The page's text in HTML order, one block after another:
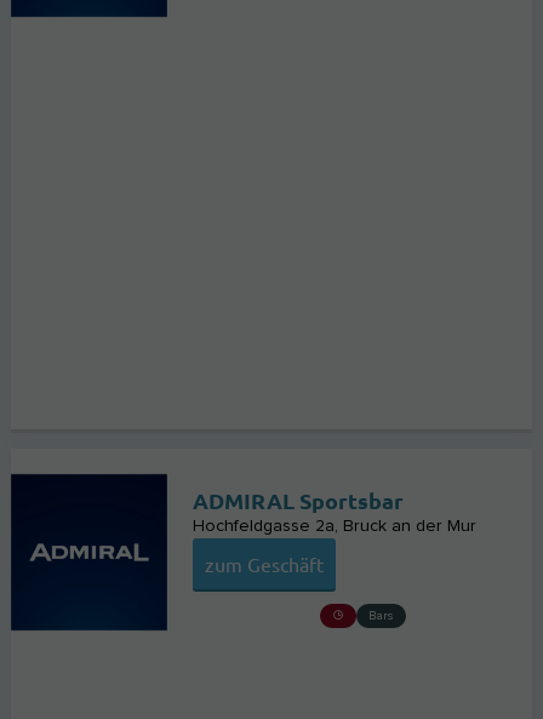
ADMIRAL Sportsbar
Hochfeldgasse 2a Bruck an der Mur
zum Geschäft
Bars